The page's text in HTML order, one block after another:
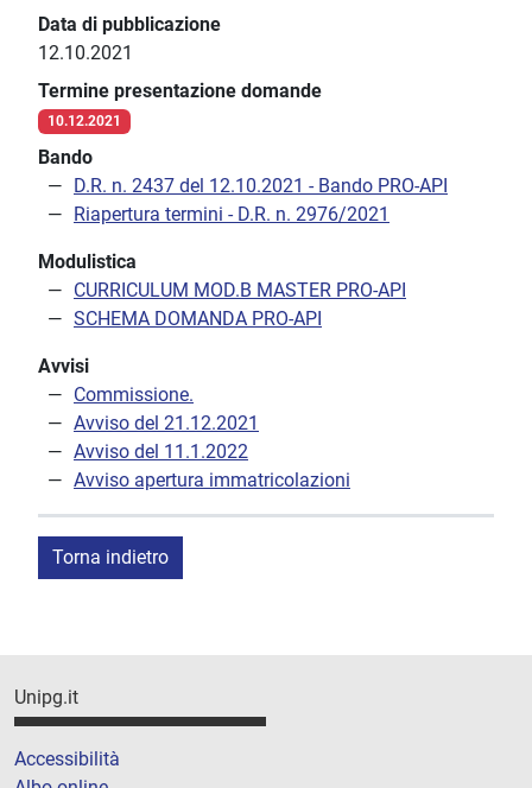
Data di pubblicazione
12.10.2021
Termine presentazione domande
10.12.2021
Bando
D.R. n. 2437 del 12.10.2021 - Bando PRO-API
Riapertura termini - D.R. n. 2976/2021
Modulistica
CURRICULUM MOD.B MASTER PRO-API
SCHEMA DOMANDA PRO-API
Avvisi
Commissione.
Avviso del 21.12.2021
Avviso del 11.1.2022
Avviso apertura immatricolazioni
Torna indietro
Unipg.it
Accessibilità